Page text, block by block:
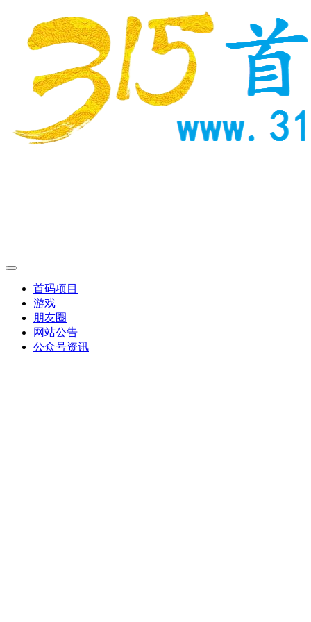
首码项目
游戏
朋友圈
网站公告
公众号资讯